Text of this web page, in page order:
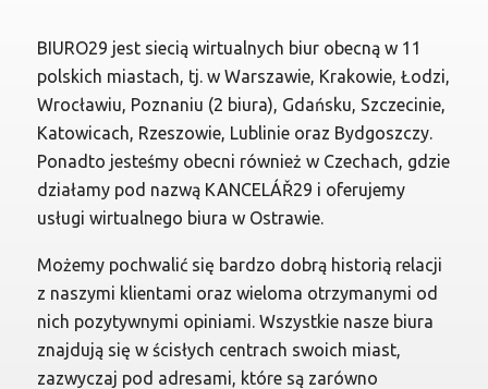
BIURO29 jest siecią wirtualnych biur obecną w 11
polskich miastach, tj. w Warszawie, Krakowie, Łodzi,
Wrocławiu, Poznaniu (2 biura), Gdańsku, Szczecinie,
Katowicach, Rzeszowie, Lublinie oraz Bydgoszczy.
Ponadto jesteśmy obecni również w Czechach, gdzie
działamy pod nazwą KANCELÁŘ29 i oferujemy
usługi wirtualnego biura w Ostrawie.
Możemy pochwalić się bardzo dobrą historią relacji
z naszymi klientami oraz wieloma otrzymanymi od
nich pozytywnymi opiniami. Wszystkie nasze biura
znajdują się w ścisłych centrach swoich miast,
zazwyczaj pod adresami, które są zarówno